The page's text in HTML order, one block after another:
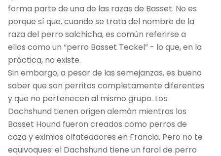
forma parte de una de las razas de Basset. No es
porque sí que, cuando se trata del nombre de la
raza del perro salchicha, es común referirse a
ellos como un “perro Basset Teckel” - lo que, en la
práctica, no existe.
Sin embargo, a pesar de las semejanzas, es bueno
saber que son perritos completamente diferentes
y que no pertenecen al mismo grupo. Los
Dachshund tienen origen alemán mientras los
Basset Hound fueron creados como perros de
caza y eximios olfateadores en Francia. Pero no te
equivoques: el Dachshund tiene un farol de perro